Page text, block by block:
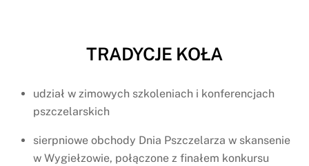
TRADYCJE KOŁA
udział w zimowych szkoleniach i konferencjach
pszczelarskich
sierpniowe obchody Dnia Pszczelarza w skansenie
w Wygiełzowie, połączone z finałem konkursu